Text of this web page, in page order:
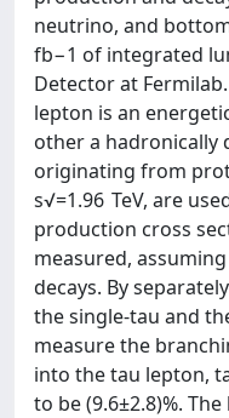
neutrino, and
fb−1 of integrated
Detector at
lepton is an
other a hadronically
originating from
s√=1.96 TeV, are
production cross
measured,
decays. By
the single-tau and
measure the
into the tau lepton,
to be (9.6±2.8)%.